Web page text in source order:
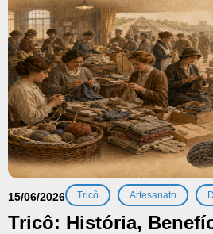
15/06/2026 Tricô Artesanato
Tricô: História,